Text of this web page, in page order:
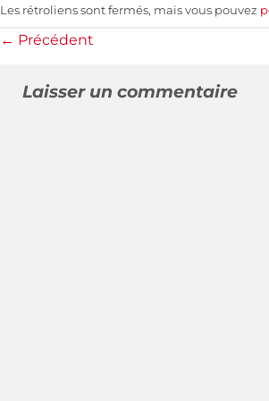
Les rétroliens sont fermés, mais vous pouvez
← Précédent
Laisser un commentaire